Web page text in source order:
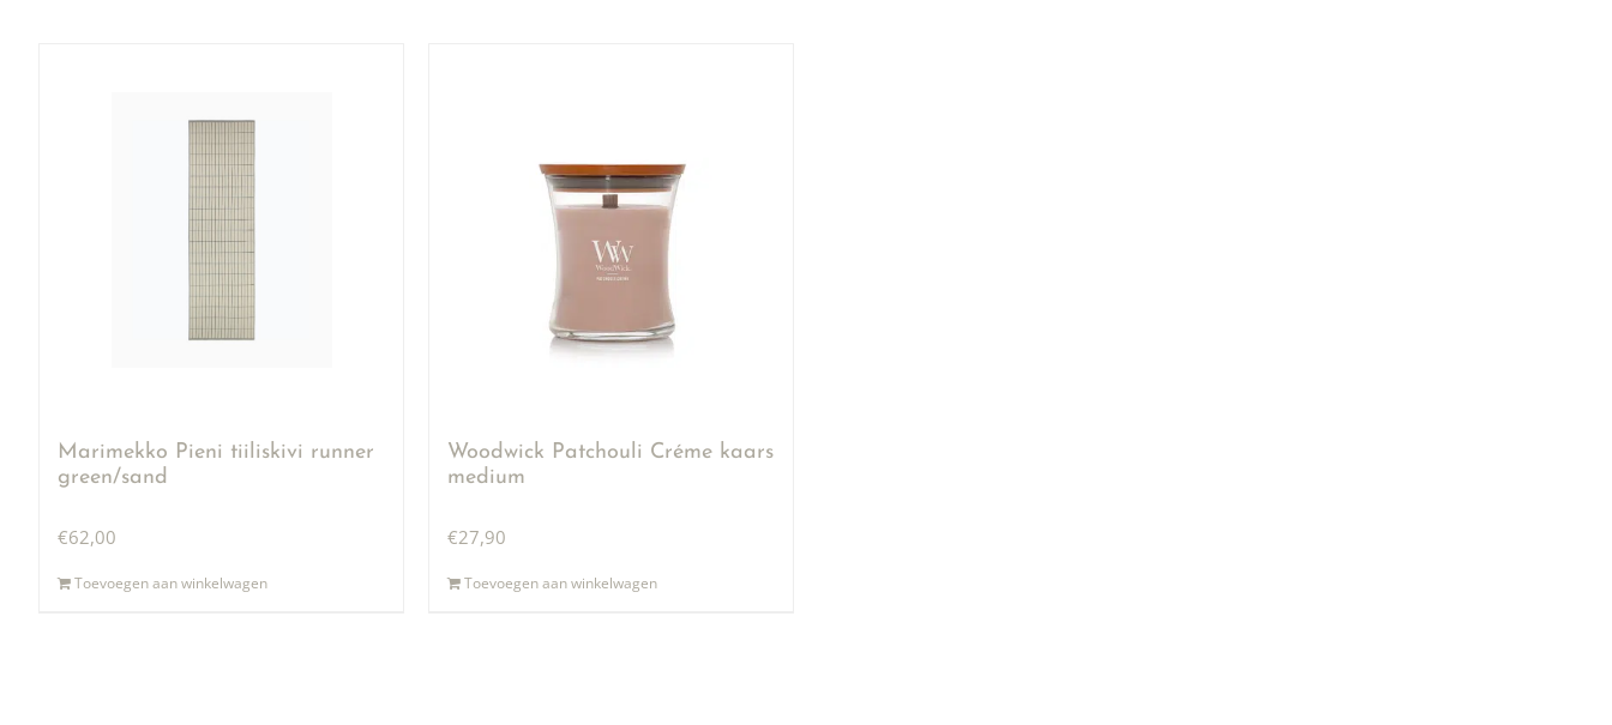
Marimekko Pieni tiiliskivi runner
green/sand
€62,00
Toevoegen aan winkelwagen
Woodwick Patchouli Créme kaars
medium
€27,90
Toevoegen aan winkelwagen